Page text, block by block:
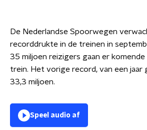
De Nederlandse Spoorwegen
recorddrukte in de treinen in
35 miljoen reizigers gaan er komende
trein. Het vorige record, van een jaar
33,3 miljoen.
Speel audio af